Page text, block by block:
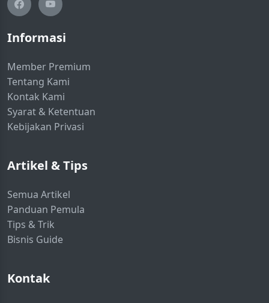
Informasi
Member Premium
Tentang Kami
Kontak Kami
Syarat & Ketentuan
Kebijakan Privasi
Artikel & Tips
Semua Artikel
Panduan Pemula
Tips & Trik
Bisnis Guide
Kontak